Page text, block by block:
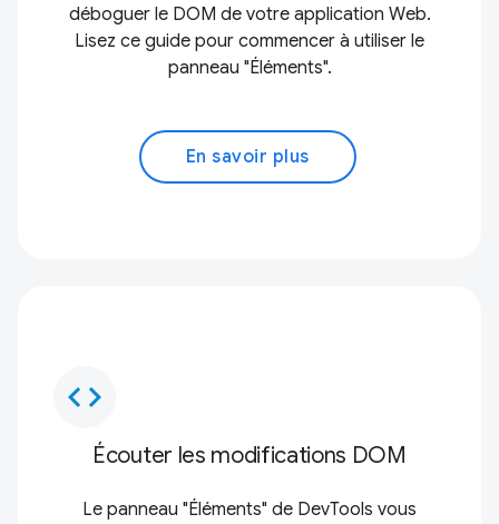
déboguer le DOM de votre application Web.
Lisez ce guide pour commencer à utiliser le
panneau "Éléments".
En savoir plus
code
Écouter les modifications DOM
Le panneau "Éléments" de DevTools vous